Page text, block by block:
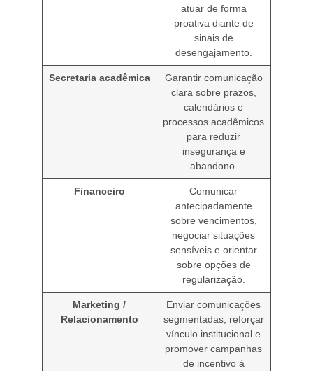
atuar de forma
proativa diante de
sinais de
desengajamento.
Secretaria acadêmica
Garantir comunicação
clara sobre prazos,
calendários e
processos acadêmicos
para reduzir
insegurança e
abandono.
Financeiro
Comunicar
antecipadamente
sobre vencimentos,
negociar situações
sensíveis e orientar
sobre opções de
regularização.
Marketing /
Relacionamento
Enviar comunicações
segmentadas, reforçar
vínculo institucional e
promover campanhas
de incentivo à